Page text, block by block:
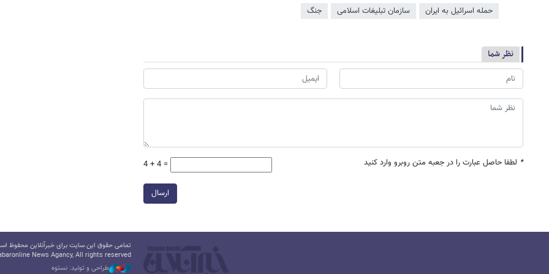
حمله اسرائیل به ایران سازمان تبلیغات اسلامی جنگ
نظر شما
* لطفا حاصل عبارت را در جعبه متن روبرو وارد کنید 4 + 4 =
ارسال
تمامی حقوق این سایت برای خبرآنلاین محفوظ
News Agancy, All rights reserved
طراحی و تولید: نستوه